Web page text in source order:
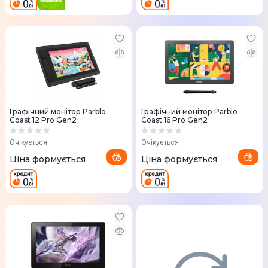
Графічний монітор Parblo
Coast 12 Pro Gen2
Очікується
Ціна формується
Графічний монітор Parblo
Coast 16 Pro Gen2
Очікується
Ціна формується